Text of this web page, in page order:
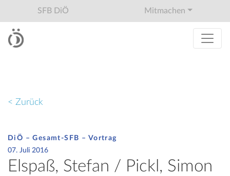
SFB DiÖ Mitmachen
< Zurück
DiÖ – Gesamt-SFB – Vortrag
07. Juli 2016
Elspaß, Stefan / Pickl, Simon